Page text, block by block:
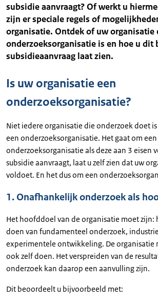
subsidie aanvraagt? Of werkt u
zijn er speciale regels of
organisatie. Ontdek of uw organisatie
onderzoeksorganisatie is en hoe u dit
subsidieaanvraag laat zien.
Is uw organisatie een
onderzoeksorganisatie?
Niet iedere organisatie die onderzoek doet
een onderzoeksorganisatie. Het gaat om een
onderzoeksorganisatie als deze aan 3 eisen
subsidie aanvraagt, laat u zelf zien dat uw
voldoet. En het dus om een
1. Onafhankelijk onderzoek als
Het hoofddoel van de organisatie moet
doen van fundamenteel onderzoek,
experimentele ontwikkeling. De organisatie
ook zelf doen. Het verspreiden van de
onderzoek kan daarop een aanvulling zijn.
Dit beoordeelt u bijvoorbeeld met: